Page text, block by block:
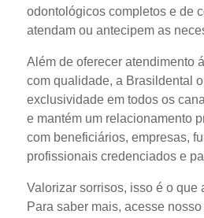
odontológicos completos e de
atendam ou antecipem as
Além de oferecer atendimento
com qualidade, a Brasildental
exclusividade em todos os
e mantém um relacionamento
com beneficiários, empresas,
profissionais credenciados e
Valorizar sorrisos, isso é o que
Para saber mais, acesse nosso